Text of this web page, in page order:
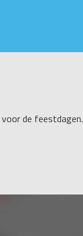
de feestdagen.